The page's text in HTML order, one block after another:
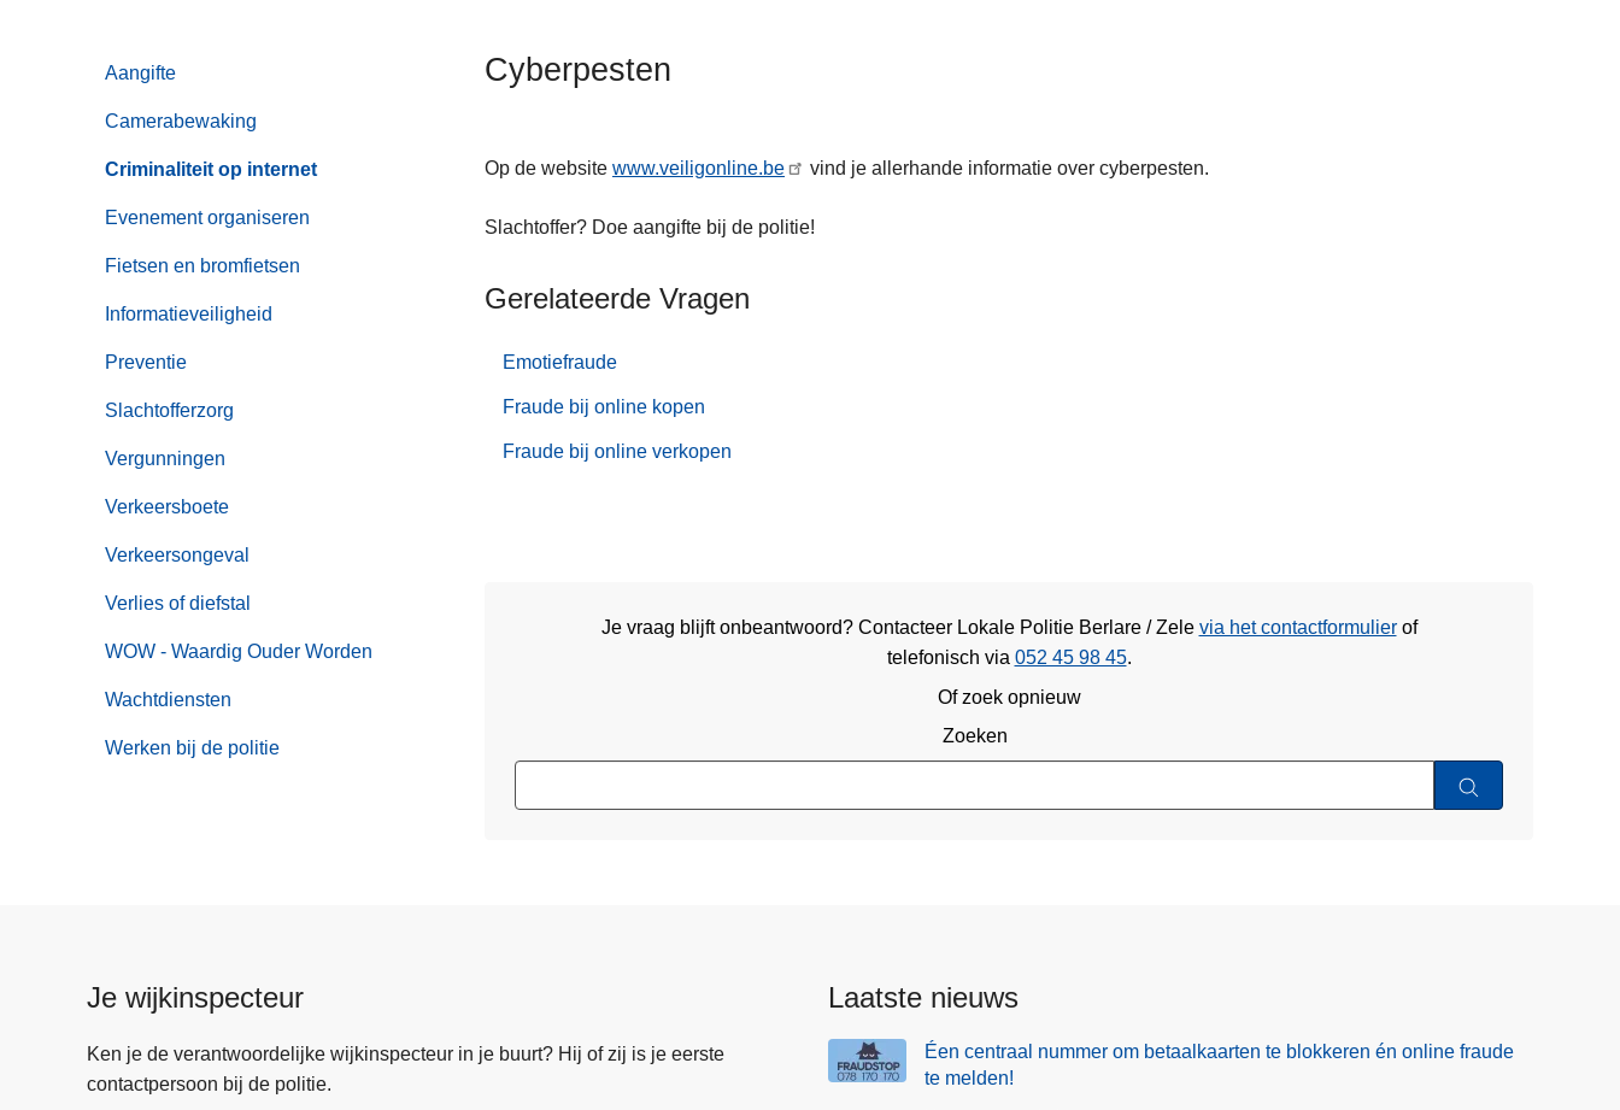
Aangifte
Camerabewaking
Criminaliteit op internet
Evenement organiseren
Fietsen en bromfietsen
Informatieveiligheid
Preventie
Slachtofferzorg
Vergunningen
Verkeersboete
Verkeersongeval
Verlies of diefstal
WOW - Waardig Ouder Worden
Wachtdiensten
Werken bij de politie
Cyberpesten
Op de website www.veiligonline.be vind je allerhande informatie over cyberpesten.
Slachtoffer? Doe aangifte bij de politie!
Gerelateerde Vragen
Emotiefraude
Fraude bij online kopen
Fraude bij online verkopen
Je vraag blijft onbeantwoord? Contacteer Lokale Politie Berlare / Zele via het contactformulierof
telefonisch via 052 45 98 45.
Of zoek opnieuw
Zoeken
Je wijkinspecteur
Ken je de verantwoordelijke wijkinspecteur in je buurt? Hij of zij is je eerste
contactpersoon bij de politie.
Laatste nieuws
Éen centraal nummer om betaalkaarten te blokkeren én online fraude
te melden!